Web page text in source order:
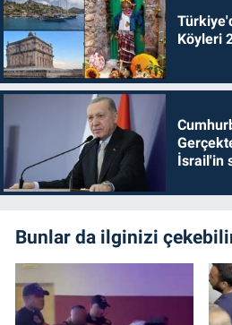
Köyleri
İsrail'in
Bunlar da ilginizi